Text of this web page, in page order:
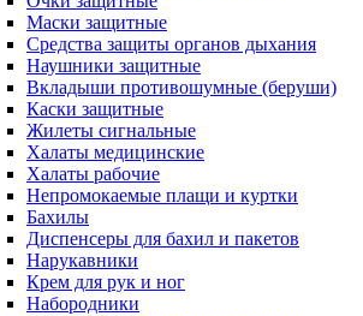
Маски защитные
Средства защиты органов дыхания
Наушники защитные
Вкладыши противошумные (беруши)
Каски защитные
Жилеты сигнальные
Халаты медицинские
Халаты рабочие
Непромокаемые плащи и куртки
Бахилы
Диспенсеры для бахил и пакетов
Нарукавники
Крем для рук и ног
Набородники